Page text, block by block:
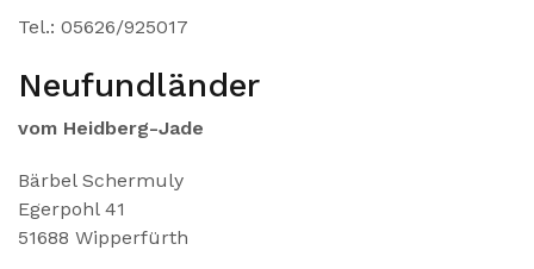
Tel.: 05626/925017
Neufundländer
vom Heidberg-Jade
Bärbel Schermuly
Egerpohl 41
51688 Wipperfürth